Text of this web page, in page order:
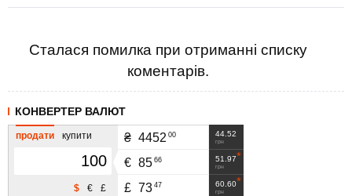
Сталася помилка при отриманні списку
коментарів.
КОНВЕРТЕР ВАЛЮТ
продати купити
£
€
$
44.52
грн
₴ 4452 00
51.97
грн
€ 85 66
60.60
грн
£ 73 47